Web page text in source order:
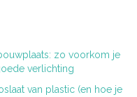
zo voorkom je
verlichting
van plastic (en hoe je